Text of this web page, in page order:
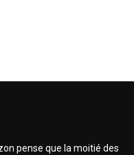
pense que la moitié des